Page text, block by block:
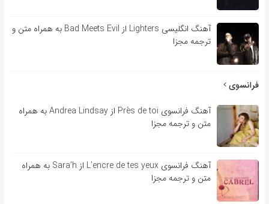
آهنگ انگلیسی Lighters از Bad Meets Evil به همراه متن و
ترجمه مجزا
فرانسوی
آهنگ فرانسوی Près de toi از Andrea Lindsay به همراه
متن و ترجمه مجزا
آهنگ فرانسوی L’encre de tes yeux از Sara’h به همراه
متن و ترجمه مجزا